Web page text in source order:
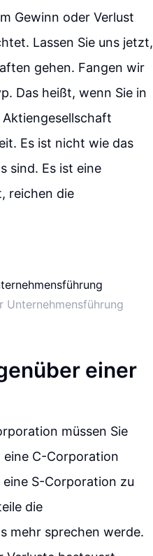
Gewinn oder Verlust
Lassen Sie uns jetzt,
gehen. Fangen wir
Das heißt, wenn Sie in
Aktiengesellschaft
Es ist nicht wie das
sind. Es ist eine
reichen die
Unternehmensführung
einer
müssen Sie
eine C-Corporation
S-Corporation zu
die
mehr sprechen werde.